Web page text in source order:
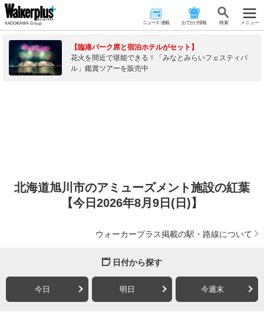
ニュース･連載 おでかけ情報 検 索 メニュー
【臨港パーク席と宿泊ホテルがセット】
花火を間近で堪能できる！「みなとみらいフェスティバ
ル」鑑賞ツアーを販売中
北海道旭川市のアミューズメント施設の紅葉
【今日2026年8月9日(日)】
ウォーカープラス掲載の駅・路線について
日付から探す
今日 明日 今週末